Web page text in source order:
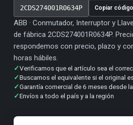
2CDS274001R0634P Copiar código
ABB · Conmutador, Interruptor y
de fábrica 2CDS274001R0634P.
respondemos con precio, plazo y
horas hábiles.
✓Verificamos que el artículo sea el
✓Buscamos el equivalente si el original
✓Garantía comercial de 6 meses desde
✓Envíos a todo el país y a la región